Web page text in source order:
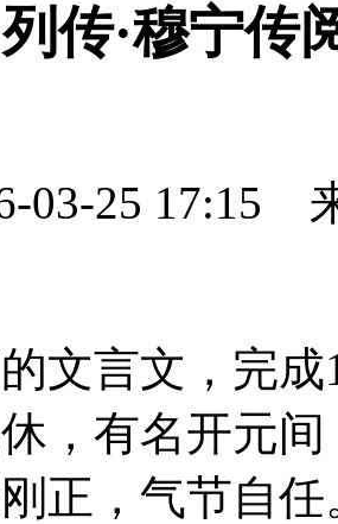
传·穆宁传
03-25 17:15
文言文，完
，有名开元
正，气节自